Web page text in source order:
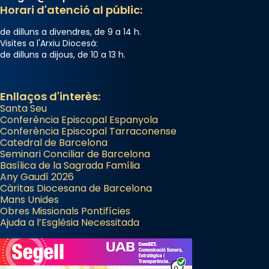
Arquebisbat de Barcelona
2 weeks ago
Memòria de les santes Juliana i
Acompanyant la història de sant Cugat, a
partir de l’Edat Mitjana sorgeix la tradició
que les santes Juliana (“relatiu a Júlia”) i
Semproniana (“relatiu a Semprònia =
eterna”) són deixebles seves. I l’any 1667, el
frare Joan Gaspar Roig, afirma en una obra
que les santes són filles de l’antiga Iluro.
Mataró en reivindicarà les relíquies fins que
les aconseguirà el 1772. L’ofici que es canta
a la “Missa de les Santes” (“Missa de
Glòria”) fou composta el 1848 per Mn.
Manuel Blanch, amb aire d’òpera
Horari d'atenció al públic:
de dilluns a divendres, de 9 a 14 h.
Visites a l'Arxiu Diocesà:
de dilluns a dijous, de 10 a 13 h.
Enllaços d'interès:
Santa Seu
Conferència Episcopal Espanyola
Conferència Episcopal Tarraconense
Catedral de Barcelona
Seminari Conciliar de Barcelona
Basílica de la Sagrada Família
Any Gaudí 2026
Càritas Diocesana de Barcelona
Mans Unides
Obres Missionals Pontifícies
Ajuda a l’Església Necessitada